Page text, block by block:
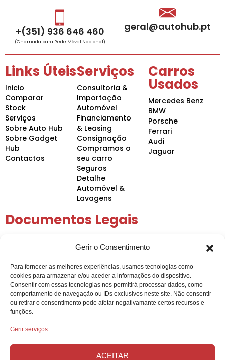
Gerir o Consentimento
Para fornecer as melhores experiências, usamos tecnologias como
cookies para armazenar e/ou aceder a informações do dispositivo.
Consentir com essas tecnologias nos permitirá processar dados, como
comportamento de navegação ou IDs exclusivos neste site. Não consentir
ou retirar o consentimento pode afetar negativamante certos recursos e
funções.
Gerir serviços
ACEITAR
+(351) 936 646 460
(Chamada para Rede Móvel Nacional)
geral@autohub.pt
Links Úteis
Inicio
Comparar
Stock
Serviços
Sobre Auto Hub
Sobre Gadget
Hub
Contactos
Serviços
Consultoria &
Importação
Automóvel
Financiamento
& Leasing
Consignação
Compramos o
seu carro
Seguros
Detalhe
Automóvel &
Lavagens
Carros
Usados
Mercedes Benz
BMW
Porsche
Ferrari
Audi
Jaguar
Documentos Legais
Política de Privacidade
Condições Gerais
Arbitragem de Conflitos
Intermediação de Crédito